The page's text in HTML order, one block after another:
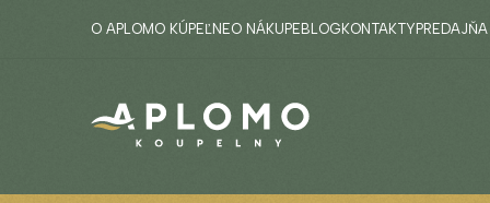
O APLOMO KÚPEĽNEO NÁKUPE BLOG KONTAKTY PREDAJŇA